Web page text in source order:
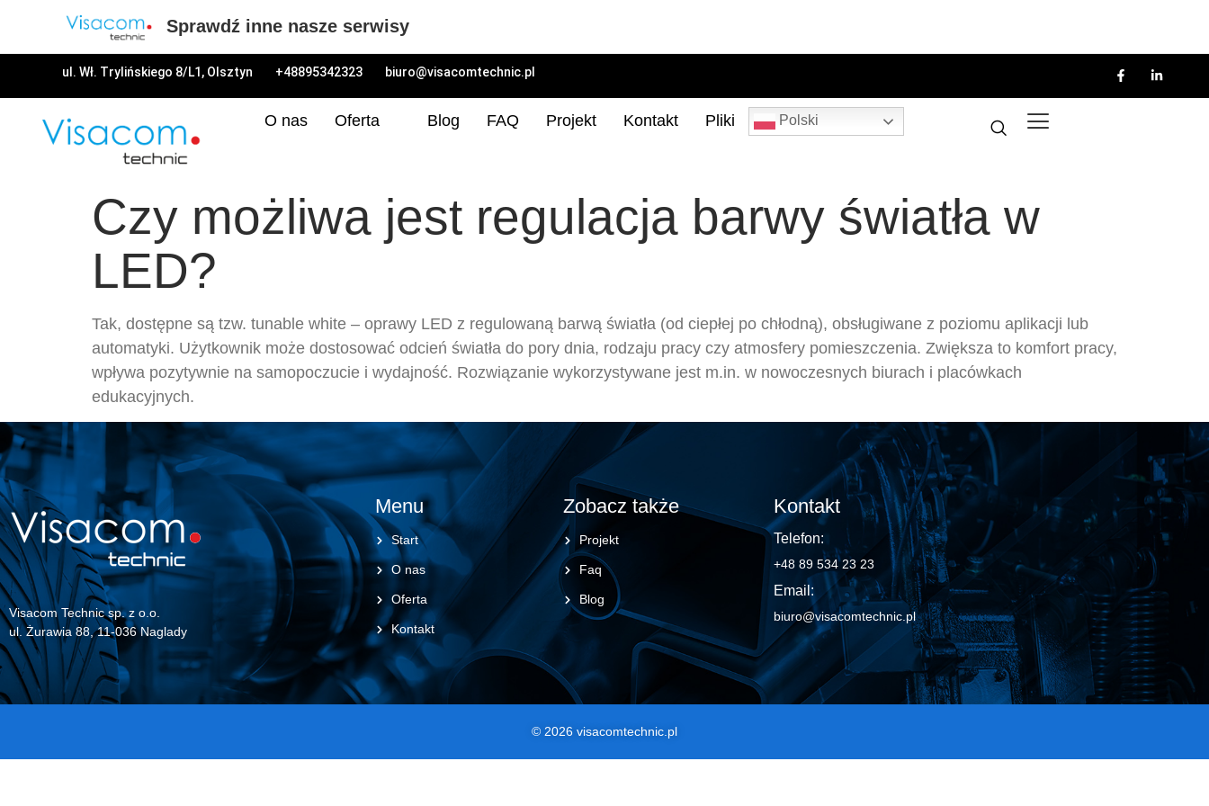
ul. Wł. Trylińskiego 8/L1, Olsztyn +48895342323 biuro@visacomtechnic.pl
O nas Oferta Blog FAQ Projekt Kontakt Pliki Polski
Czy możliwa jest regulacja barwy światła w
LED?
Tak, dostępne są tzw. tunable white – oprawy LED z regulowaną barwą światła (od ciepłej po chłodną), obsługiwane z poziomu aplikacji lub
automatyki. Użytkownik może dostosować odcień światła do pory dnia, rodzaju pracy czy atmosfery pomieszczenia. Zwiększa to komfort pracy,
wpływa pozytywnie na samopoczucie i wydajność. Rozwiązanie wykorzystywane jest m.in. w nowoczesnych biurach i placówkach
edukacyjnych.
Visacom Technic sp. z o.o.
ul. Żurawia 88, 11-036 Naglady
Menu
Start
O nas
Oferta
Kontakt
Zobacz także
Projekt
Faq
Blog
Kontakt
Telefon:
+48 89 534 23 23
Email:
biuro@visacomtechnic.pl
© 2026 visacomtechnic.pl
Sprawdź inne nasze serwisy